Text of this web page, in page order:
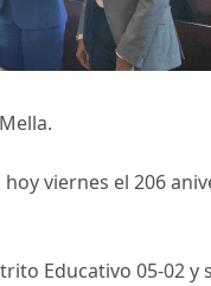
viernes el 206
Educativo 05-02 y